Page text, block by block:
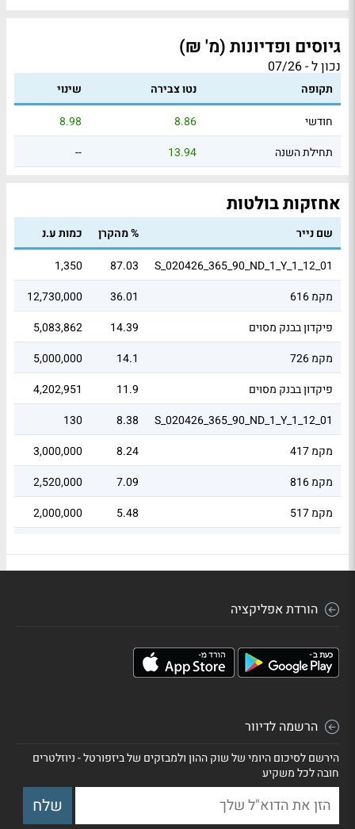
גיוסים ופדיונות (מ' ₪)
נכון ל - 07/26
תקופה נטו צבירה
שינוי
חודשי
8.86
8.98
תחילת השנה
13.94
--
אחזקות בולטות
שם נייר % מהקרן כמות ע.נ
S_020426_365_90_ND_1_Y_1_12_01
87.03
1,350
מקמ 616
36.01
12,730,000
פיקדון בבנק מסוים
14.39
5,083,862
מקמ 726
14.1
5,000,000
פיקדון בבנק מסוים
11.9
4,202,951
S_020426_365_90_ND_1_Y_1_12_01
8.38
130
מקמ 417
8.24
3,000,000
מקמ 816
7.09
2,520,000
מקמ 517
5.48
2,000,000
הורדת אפליקציה
הרשמה לדיוור
הירשם לסיכום היומי של שוק ההון ולמבזקים של ביזפורטל - ניוזלטרים
חובה לכל משקיע